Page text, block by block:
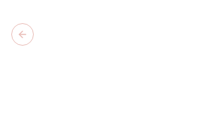
Previous slide